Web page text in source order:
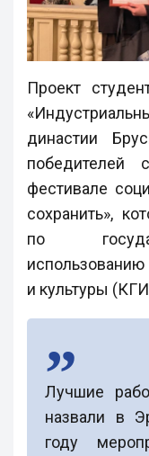
Проект
династии
фестивале
сохранить»,
по
и культуры
Лучшие
назвали в
году